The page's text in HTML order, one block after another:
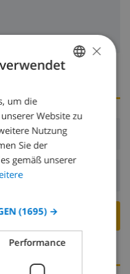
(innerhalb von 10
von 25 Kilometern
vor 18:00
09:00
›
DUTCH
SPANISH
GERMAN
ITALIAN
DANISH
×
um die
Website zu
Nutzung
Sie der
gemäß unserer
(1695) →
Performance